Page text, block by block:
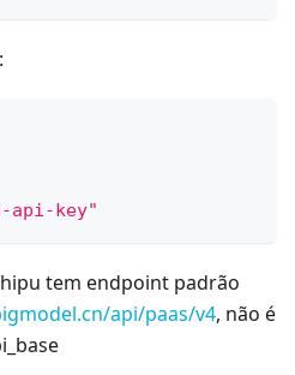
api-key"
tem endpoint padrão
api/paas/v4, não é